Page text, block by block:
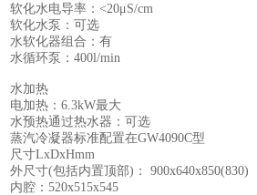
软化水电导率：<20μS/cm
软化水泵：可选
水软化器组合：有
水循环泵：400l/min
水加热
电加热：6.3kW最大
水预热通过热水器：可选
蒸汽冷凝器标准配置在GW4090C型
尺寸LxDxHmm
外尺寸(包括内置顶部)： 900x640x850(830)
内腔：520x515x545